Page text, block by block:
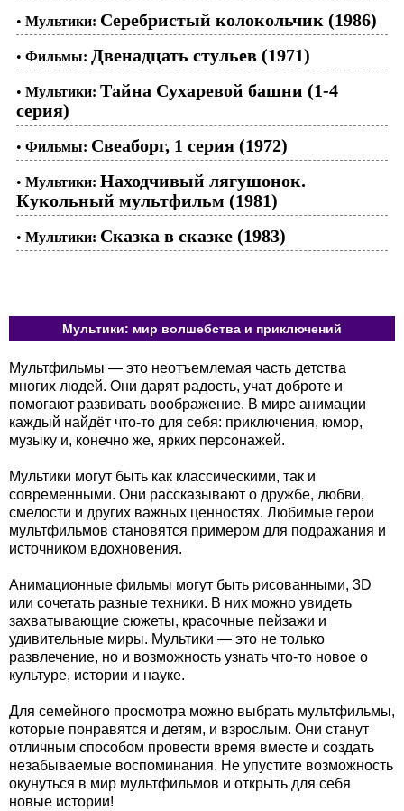
• Мультики: Серебристый колокольчик (1986)
• Фильмы: Двенадцать стульев (1971)
• Мультики: Тайна Сухаревой башни (1-4
серия)
• Фильмы: Свеаборг, 1 серия (1972)
• Мультики: Находчивый лягушонок.
Кукольный мультфильм (1981)
• Мультики: Сказка в сказке (1983)
Мультики: мир волшебства и приключений
Мультфильмы — это неотъемлемая часть детства
многих людей. Они дарят радость, учат доброте и
помогают развивать воображение. В мире анимации
каждый найдёт что-то для себя: приключения, юмор,
музыку и, конечно же, ярких персонажей.
Мультики могут быть как классическими, так и
современными. Они рассказывают о дружбе, любви,
смелости и других важных ценностях. Любимые герои
мультфильмов становятся примером для подражания и
источником вдохновения.
Анимационные фильмы могут быть рисованными, 3D
или сочетать разные техники. В них можно увидеть
захватывающие сюжеты, красочные пейзажи и
удивительные миры. Мультики — это не только
развлечение, но и возможность узнать что-то новое о
культуре, истории и науке.
Для семейного просмотра можно выбрать мультфильмы,
которые понравятся и детям, и взрослым. Они станут
отличным способом провести время вместе и создать
незабываемые воспоминания. Не упустите возможность
окунуться в мир мультфильмов и открыть для себя
новые истории!